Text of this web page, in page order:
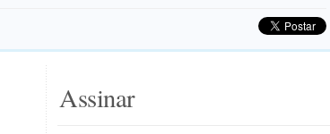
Assinar